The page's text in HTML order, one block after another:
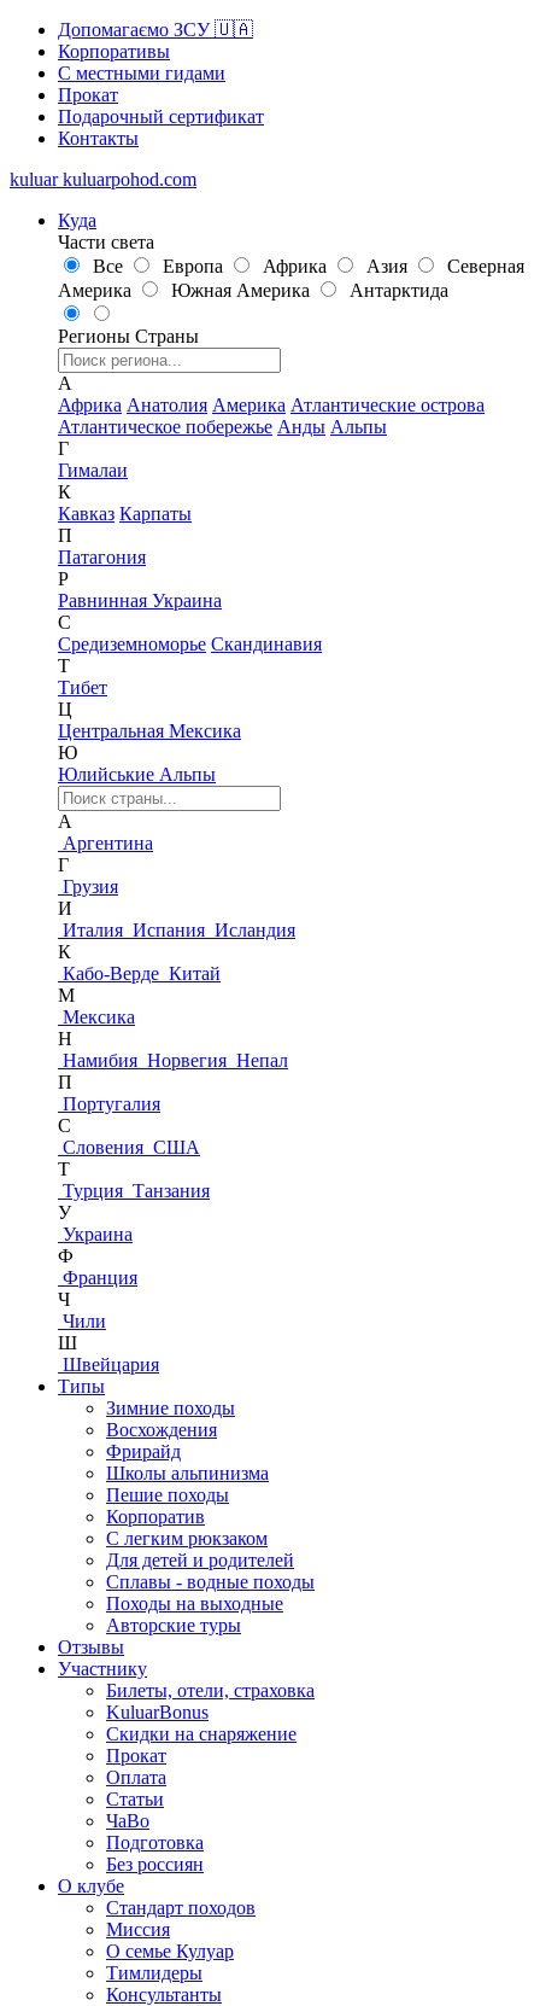
Допомагаємо ЗСУ 🇺🇦
Корпоративы
С местными гидами
Прокат
Подарочный сертификат
Контакты
kuluar kuluarpohod.com
Куда
Части света
Все
Европа Африка Азия
Северная
Америка
Южная Америка Антарктида
Регионы Страны
А
Африка Анатолия Америка Атлантические острова
Атлантическое побережье Анды Альпы
Г
Гималаи
К
Кавказ Карпаты
П
Патагония
Р
Равнинная Украина
С
Средиземноморье Скандинавия
Т
Тибет
Ц
Центральная Мексика
Ю
Юлийськие Альпы
А
Аргентина
Г
Грузия
И
Италия Испания Исландия
К
Кабо-Верде Китай
М
Мексика
Н
Намибия Норвегия Непал
П
Португалия
С
Словения США
Т
Турция Танзания
У
Украина
Ф
Франция
Ч
Чили
Ш
Швейцария
Типы
Зимние походы
Восхождения
Фрирайд
Школы альпинизма
Пешие походы
Корпоратив
С легким рюкзаком
Для детей и родителей
Сплавы - водные походы
Походы на выходные
Авторские туры
Отзывы
Участнику
Билеты, отели, страховка
KuluarBonus
Скидки на снаряжение
Прокат
Оплата
Статьи
ЧаВо
Подготовка
Без россиян
О клубе
Стандарт походов
Миссия
О семье Кулуар
Тимлидеры
Консультанты